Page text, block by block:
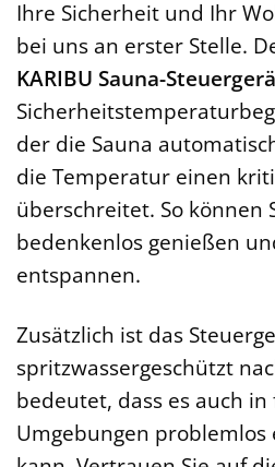
Ihre Sicherheit und Ihr
bei uns an erster Stelle.
KARIBU Sauna-
der die Sauna
die Temperatur einen
überschreitet. So können
bedenkenlos genießen
entspannen.
Zusätzlich ist das
spritzwassergeschützt
bedeutet, dass es auch
Umgebungen problemlos